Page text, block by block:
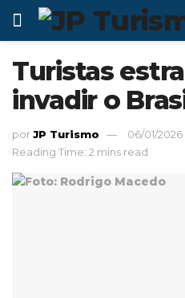
Turistas
invadir o
porJP Turismo
06/01/2026
Reading Time: 2 mins read